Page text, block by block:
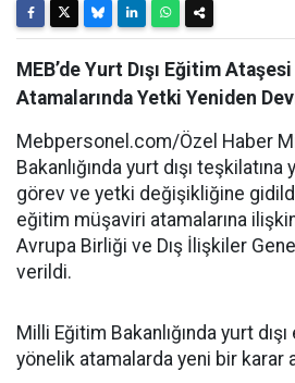
MEB’de Yurt Dışı Eğitim
Atamalarında Yetki Yeniden
Mebpersonel.com/Özel Haber
Bakanlığında yurt dışı
görev ve yetki değişikliğine
eğitim müşaviri atamalarına
Avrupa Birliği ve Dış İlişkiler
verildi.
Milli Eğitim Bakanlığında yurt
yönelik atamalarda yeni bir karar